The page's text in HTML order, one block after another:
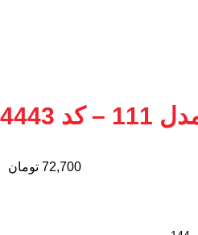
4443
72,700 تومان